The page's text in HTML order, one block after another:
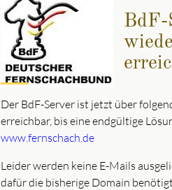
BdF-
Der BdF-Server ist jetzt über
erreichbar, bis eine endgültige
www.fernschach.de
Leider werden keine E-Mails
dafür die bisherige Domain